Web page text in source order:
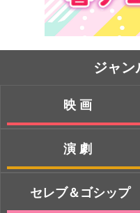
ジャン
映画
演劇
セレブ＆ゴシップ